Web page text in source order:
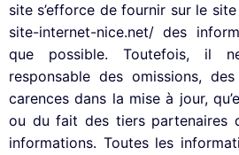
site s’efforce de fournir sur le
site-internet-nice.net/ des
que possible. Toutefois, il
responsable des omissions,
carences dans la mise à jour,
ou du fait des tiers partenaires
informations. Toutes les